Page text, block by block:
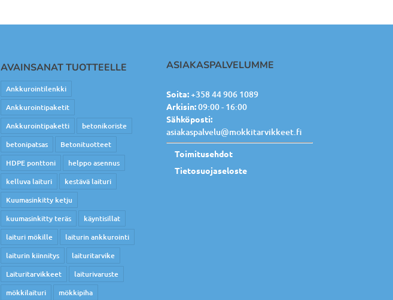
AVAINSANAT TUOTTEELLE
Ankkurointilenkki
Ankkurointipaketit
Ankkurointipaketti
betonikoriste
betonipatsas
Betonituotteet
HDPE ponttoni
helppo asennus
kelluva laituri
kestävä laituri
Kuumasinkitty ketju
kuumasinkitty teräs
käyntisillat
laituri mökille
laiturin ankkurointi
laiturin kiinnitys
laituritarvike
Laituritarvikkeet
laiturivaruste
mökkilaituri
mökkipiha
ASIAKASPALVELUMME
Soita:+358 44 906 1089
Arkisin:09:00 - 16:00
Sähköposti:
asiakaspalvelu@mokkitarvikkeet.fi
Toimitusehdot
Tietosuojaseloste